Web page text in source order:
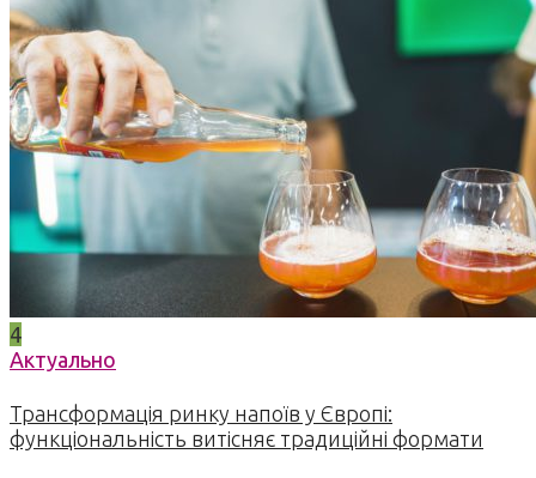
4
Актуально
Трансформація ринку напоїв у Європі:
функціональність витісняє традиційні формати